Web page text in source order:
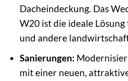
Dacheindeckung. Das
W20 ist die ideale
und andere
Sanierungen:
mit einer neuen,